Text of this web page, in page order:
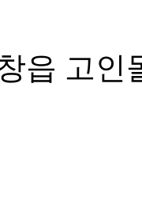
읍 고인